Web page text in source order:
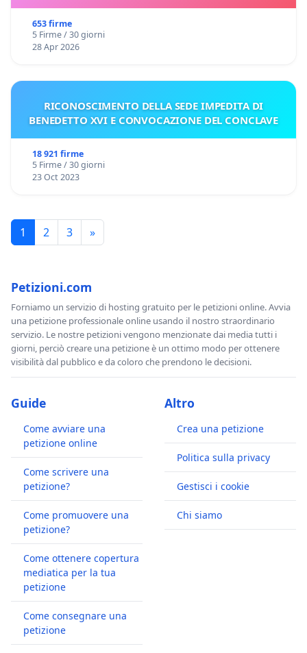
653 firme
5 Firme / 30 giorni
28 Apr 2026
RICONOSCIMENTO DELLA SEDE IMPEDITA DI
BENEDETTO XVI E CONVOCAZIONE DEL CONCLAVE
18 921 firme
5 Firme / 30 giorni
23 Oct 2023
1 2 3 »
Petizioni.com
Forniamo un servizio di hosting gratuito per le petizioni online. Avvia
una petizione professionale online usando il nostro straordinario
servizio. Le nostre petizioni vengono menzionate dai media tutti i
giorni, perciò creare una petizione è un ottimo modo per ottenere
visibilità dal pubblico e da coloro che prendono le decisioni.
Guide
Come avviare una
petizione online
Come scrivere una
petizione?
Come promuovere una
petizione?
Come ottenere copertura
mediatica per la tua
petizione
Come consegnare una
petizione
Altro
Crea una petizione
Politica sulla privacy
Gestisci i cookie
Chi siamo